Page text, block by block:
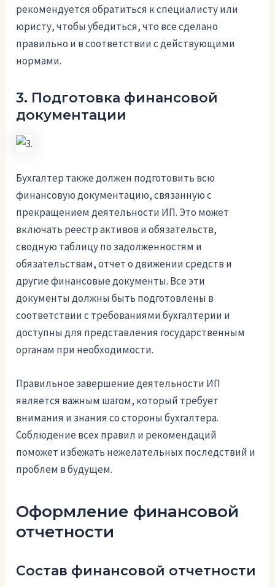
рекомендуется обратиться к специалисту или
юристу, чтобы убедиться, что все сделано
правильно и в соответствии с действующими
нормами.
3. Подготовка финансовой
документации
Бухгалтер также должен подготовить всю
финансовую документацию, связанную с
прекращением деятельности ИП. Это может
включать реестр активов и обязательств,
сводную таблицу по задолженностям и
обязательствам, отчет о движении средств и
другие финансовые документы. Все эти
документы должны быть подготовлены в
соответствии с требованиями бухгалтерии и
доступны для представления государственным
органам при необходимости.
Правильное завершение деятельности ИП
является важным шагом, который требует
внимания и знания со стороны бухгалтера.
Соблюдение всех правил и рекомендаций
поможет избежать нежелательных последствий и
проблем в будущем.
Оформление финансовой
отчетности
Состав финансовой отчетности